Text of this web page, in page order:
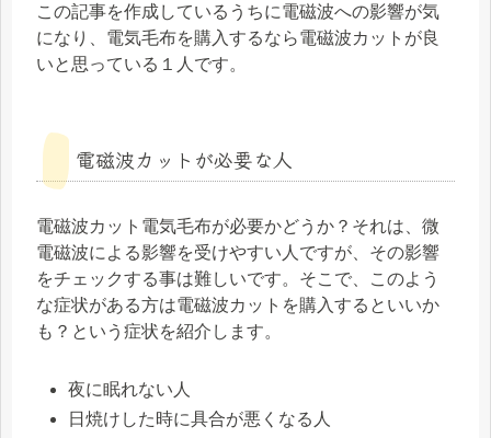
この記事を作成しているうちに電磁波への影響が気
になり、電気毛布を購入するなら電磁波カットが良
いと思っている１人です。
電磁波カットが必要な人
電磁波カット電気毛布が必要かどうか？それは、微
電磁波による影響を受けやすい人ですが、その影響
をチェックする事は難しいです。そこで、このよう
な症状がある方は電磁波カットを購入するといいか
も？という症状を紹介します。
夜に眠れない人
日焼けした時に具合が悪くなる人